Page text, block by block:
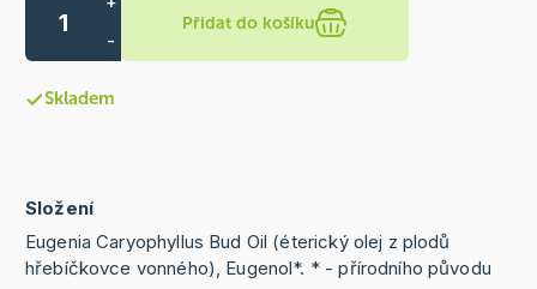
-
Přidat do košíku
Skladem
Složení
Eugenia Caryophyllus Bud Oil (éterický olej z plodů
hřebíčkovce vonného), Eugenol*. * - přírodního původu